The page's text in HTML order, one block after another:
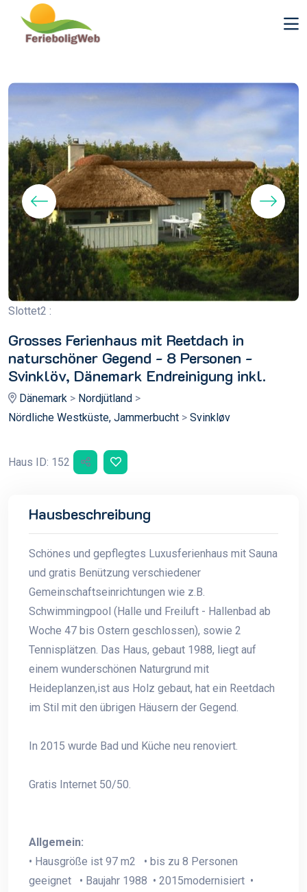
Slottet2 :
Grosses Ferienhaus mit Reetdach in
naturschöner Gegend - 8 Personen -
Svinklöv, Dänemark Endreinigung inkl.
Dänemark > Nordjütland >
Nördliche Westküste, Jammerbucht > Svinkløv
Haus ID: 152
Hausbeschreibung
Schönes und gepflegtes Luxusferienhaus mit Sauna
und gratis Benützung verschiedener
Gemeinschaftseinrichtungen wie z.B.
Schwimmingpool (Halle und Freiluft - Hallenbad ab
Woche 47 bis Ostern geschlossen), sowie 2
Tennisplätzen. Das Haus, gebaut 1988, liegt auf
einem wunderschönen Naturgrund mit
Heideplanzen,ist aus Holz gebaut, hat ein Reetdach
im Stil mit den übrigen Häusern der Gegend.
In 2015 wurde Bad und Küche neu renoviert.
Gratis Internet 50/50.
Allgemein:
• Hausgröße ist 97 m2 • bis zu 8 Personen
geeignet • Baujahr 1988 • 2015modernisiert •